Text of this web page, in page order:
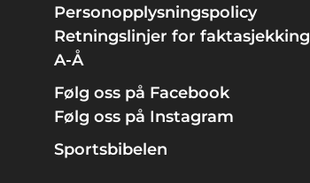
Personopplysningspolicy
Retningslinjer for faktasjekking
A-Å
Følg oss på Facebook
Følg oss på Instagram
Sportsbibelen